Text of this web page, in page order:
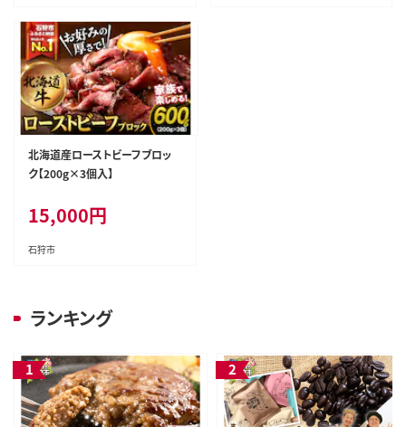
北海道産ローストビーフブロッ
ク【200g×3個入】
15,000円
石狩市
ランキング